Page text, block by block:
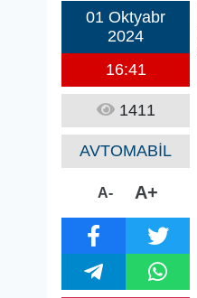
01 Oktyabr
2024
16:41
1411
AVTOMABİL
A- A+